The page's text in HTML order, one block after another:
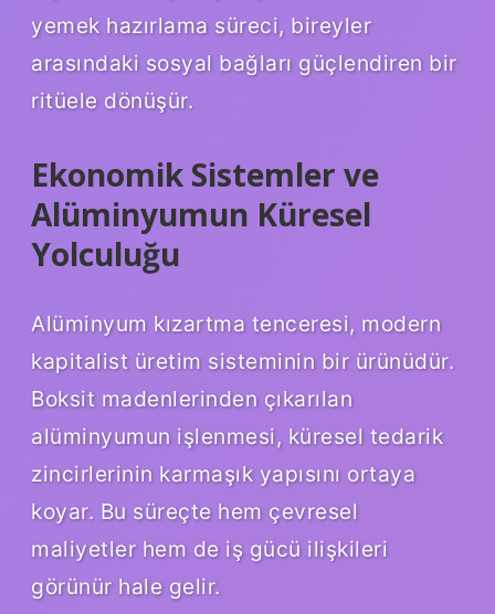
yemek hazırlama süreci, bireyler
arasındaki sosyal bağları güçlendiren bir
ritüele dönüşür.
Ekonomik Sistemler ve
Alüminyumun Küresel
Yolculuğu
Alüminyum kızartma tenceresi, modern
kapitalist üretim sisteminin bir ürünüdür.
Boksit madenlerinden çıkarılan
alüminyumun işlenmesi, küresel tedarik
zincirlerinin karmaşık yapısını ortaya
koyar. Bu süreçte hem çevresel
maliyetler hem de iş gücü ilişkileri
görünür hale gelir.